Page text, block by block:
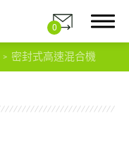
0
密封式高速混合機